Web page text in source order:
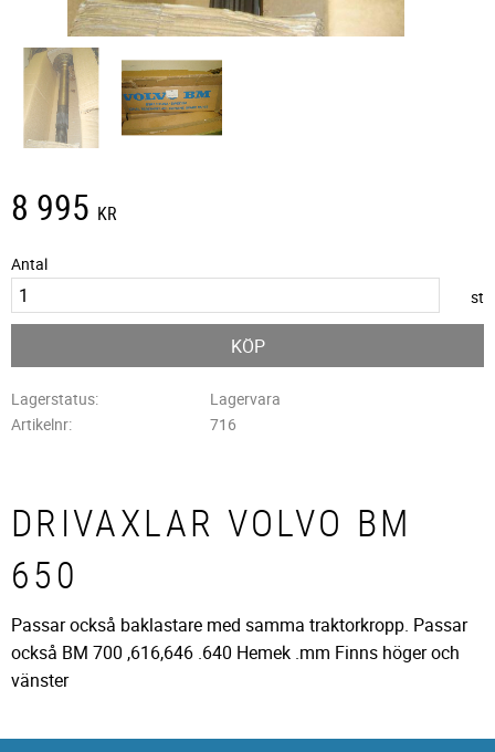
8 995 KR
Antal
st
KÖP
Lagerstatus
Lagervara
Artikelnr
716
DRIVAXLAR VOLVO BM
650
Passar också baklastare med samma traktorkropp. Passar
också BM 700 ,616,646 .640 Hemek .mm Finns höger och
vänster